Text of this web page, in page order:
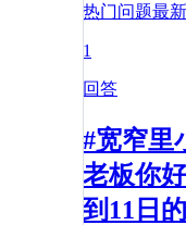
热门问题最
1
回答
#宽窄里
老板你
到11日